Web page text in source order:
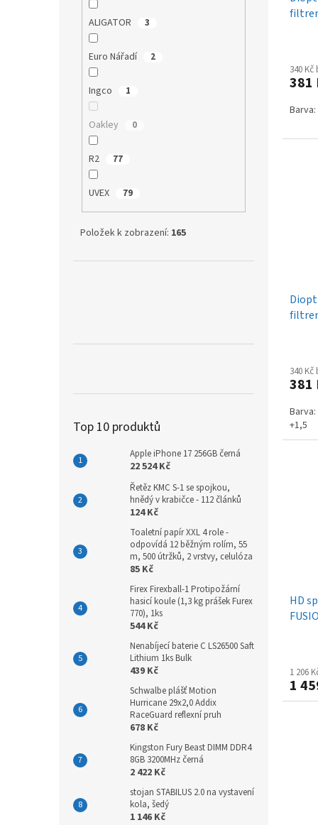
ALIGATOR 3
Euro Nářadí 2
Ingco 1
Oakley 0
R2 77
UVEX 79
Položek k zobrazení: 165
Top 10 produktů
Apple iPhone 17 256GB černá
22 524 Kč
Řetěz KMC S-1 se spojkou,
hnědý v krabičce - 112 článků
124 Kč
Toaletní papír XXL 4 role -
odpovídá 12 běžným rolím, 55
m, 500 útržků, 2 vrstvy, celulóza
85 Kč
Firex Firexball-1 Protipožární
hasicí koule (1,3 kg prášek Furex
770), 1ks
544 Kč
Nenabíjecí baterie C LS26500 Saft
Lithium 1ks Bulk
439 Kč
Schwalbe plášť Motion
Hurricane 29x2,0 Addix
RaceGuard reflexní pruh
678 Kč
Kingston Fury Beast DIMM DDR4
8GB 3200MHz černá
2 422 Kč
stojan STABILUS 2.0 na vystavení
kola, šedý
1 146 Kč
340 Kč
381
340 Kč
381
+1,5
HD
1 206
1